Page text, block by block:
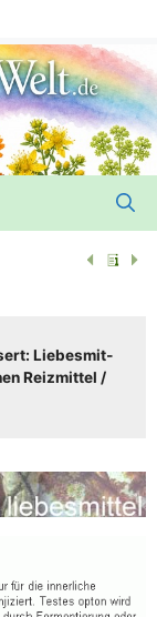
Lie­bes­mit­
Reiz­mit­tel /​​